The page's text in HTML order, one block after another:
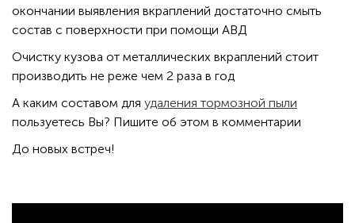
окончании выявления вкраплений достаточно смыть
состав с поверхности при помощи АВД
Очистку кузова от металлических вкраплений стоит
производить не реже чем 2 раза в год
А каким составом для удаления тормозной пыли
пользуетесь Вы? Пишите об этом в комментарии
До новых встреч!